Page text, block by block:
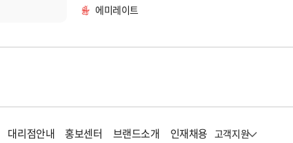
에미레이트
대리점안내 홍보센터 브랜드소개 인재채용 고객지원